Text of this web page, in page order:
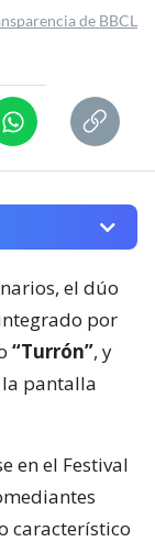
de BBCL
el dúo
por
“Turrón”, y
la pantalla
en el Festival
característico